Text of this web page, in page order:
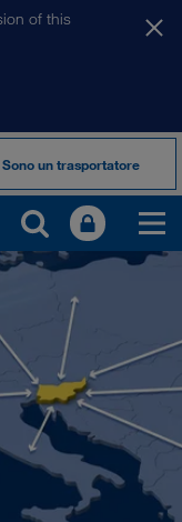
of this
Sono un trasportatore